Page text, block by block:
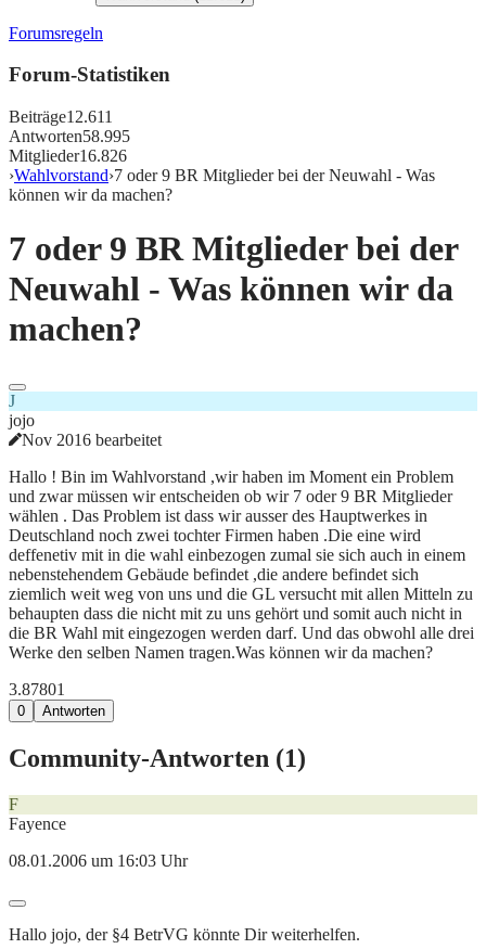
Forumsregeln
Forum-Statistiken
Beiträge12.611
Antworten58.995
Mitglieder16.826
›Wahlvorstand›7 oder 9 BR Mitglieder bei der Neuwahl - Was
können wir da machen?
7 oder 9 BR Mitglieder bei der
Neuwahl - Was können wir da
machen?
J
jojo
Nov 2016 bearbeitet
Hallo ! Bin im Wahlvorstand ,wir haben im Moment ein Problem
und zwar müssen wir entscheiden ob wir 7 oder 9 BR Mitglieder
wählen . Das Problem ist dass wir ausser des Hauptwerkes in
Deutschland noch zwei tochter Firmen haben .Die eine wird
deffenetiv mit in die wahl einbezogen zumal sie sich auch in einem
nebenstehendem Gebäude befindet ,die andere befindet sich
ziemlich weit weg von uns und die GL versucht mit allen Mitteln zu
behaupten dass die nicht mit zu uns gehört und somit auch nicht in
die BR Wahl mit eingezogen werden darf. Und das obwohl alle drei
Werke den selben Namen tragen.Was können wir da machen?
3.87801
0 Antworten
Community-Antworten (1)
F
Fayence
08.01.2006 um 16:03 Uhr
Hallo jojo, der §4 BetrVG könnte Dir weiterhelfen.